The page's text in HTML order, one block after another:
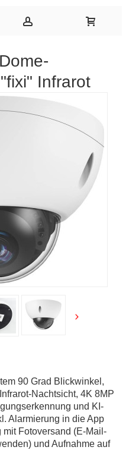
Infrarot
90 Grad Blickwinkel,
Nachtsicht, 4K 8MP
und KI-
Alarmierung in die App
Fotoversand (E-Mail-
und Aufnahme auf